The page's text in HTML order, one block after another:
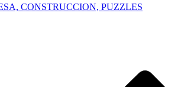
CONSTRUCCION, PUZZLES